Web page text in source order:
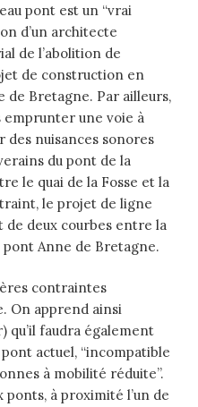
pont est un “vrai
d’un architecte
de l’abolition de
de construction en
de Bretagne. Par ailleurs,
emprunter une voie à
des nuisances sonores
du pont de la
le quai de la Fosse et la
le projet de ligne
de deux courbes entre la
pont Anne de Bretagne.
contraintes
On apprend ainsi
qu’il faudra également
actuel, “incompatible
à mobilité réduite”.
à proximité l’un de